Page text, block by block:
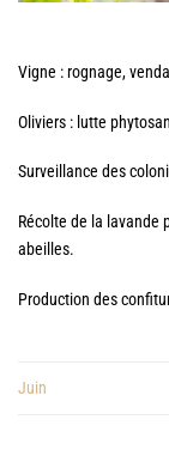
Vigne : rognage,
Oliviers : lutte
Surveillance des
Récolte de la lavande
abeilles.
Production des
Juin